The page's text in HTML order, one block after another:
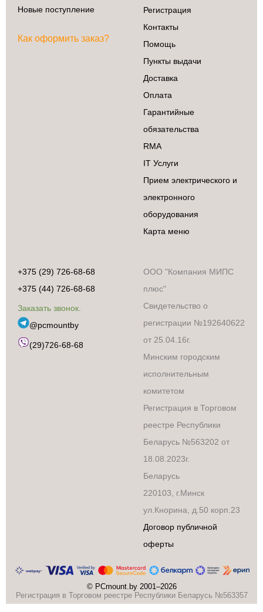
Аксессуары и
товары
Эко-система
Xiaomi
оборудование
Электроснабжение
Новые поступление
Как оформить заказ?
Регистрация
Контакты
Помощь
Пункты выдачи
Доставка
Оплата
Гарантийные
обязательства
RMA
IT Услуги
Прием электрического и
электронного
оборудования
Карта меню
+375 (29) 726-68-68
+375 (44) 726-68-68
Заказать звонок.
@pcmountby
(29)726-68-68
ООО "Компания МИПС
плюс"
Свидетельство о
регистрации №192640622
от 25.04.16г.
Минским городским
исполнительным
комитетом
Регистрация в Торговом
реестре Республики
Беларусь №563202 от
18.08.2023г.
Беларусь
220103, г.Минск
ул.Кнорина, д.50 корп.23
Договор публичной
оферты
© PCmount.by 2001–2026
Регистрация в Торговом реестре Республики Беларусь №563357